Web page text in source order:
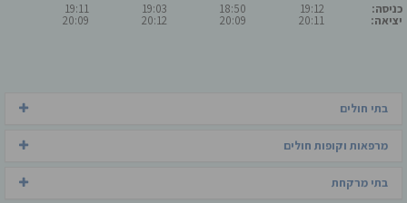
כניסה:
יציאה:
19:12
20:11
18:50
20:09
19:03
20:12
19:11
20:09
בתי חולים
מרפאות וקופות חולים
בתי מרקחת